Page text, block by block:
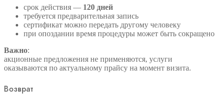
срок действия — 120 дней
требуется предварительная запись
сертификат можно передать другому человеку
при опоздании время процедуры может быть сокращено
Важно:
акционные предложения не применяются, услуги
оказываются по актуальному прайсу на момент визита.
Возврат